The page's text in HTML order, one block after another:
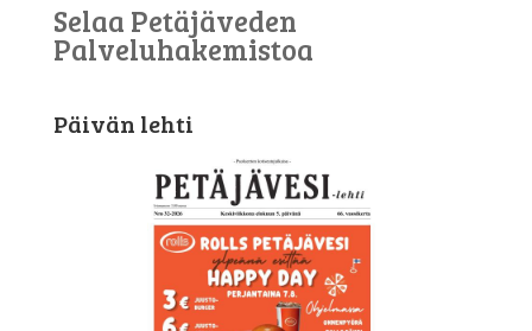
Selaa Petäjäveden
Palveluhakemistoa
Päivän lehti